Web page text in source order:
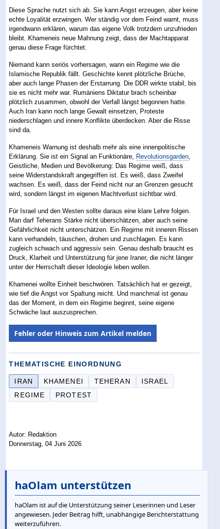
Diese Sprache nutzt sich ab. Sie kann Angst erzeugen, aber keine
echte Loyalität erzwingen. Wer ständig vor dem Feind warnt, muss
irgendwann erklären, warum das eigene Volk trotzdem unzufrieden
bleibt. Khameneis neue Mahnung zeigt, dass der Machtapparat
genau diese Frage fürchtet.
Niemand kann seriös vorhersagen, wann ein Regime wie die
Islamische Republik fällt. Geschichte kennt plötzliche Brüche,
aber auch lange Phasen der Erstarrung. Die DDR wirkte stabil, bis
sie es nicht mehr war. Rumäniens Diktatur brach scheinbar
plötzlich zusammen, obwohl der Verfall längst begonnen hatte.
Auch Iran kann noch lange Gewalt einsetzen, Proteste
niederschlagen und innere Konflikte überdecken. Aber die Risse
sind da.
Khameneis Warnung ist deshalb mehr als eine innenpolitische
Erklärung. Sie ist ein Signal an Funktionäre,
Revolutionsgarden
Geistliche, Medien und Bevölkerung: Das Regime weiß, dass
seine Widerstandskraft angegriffen ist. Es weiß, dass Zweifel
wachsen. Es weiß, dass der Feind nicht nur an Grenzen gesucht
wird, sondern längst im eigenen Machtverlust sichtbar wird.
Für Israel und den Westen sollte daraus eine klare Lehre folgen.
Man darf Teherans Stärke nicht überschätzen, aber auch seine
Gefährlichkeit nicht unterschätzen. Ein Regime mit inneren Rissen
kann verhandeln, täuschen, drohen und zuschlagen. Es kann
zugleich schwach und aggressiv sein. Genau deshalb braucht es
Druck, Klarheit und Unterstützung für jene Iraner, die nicht länger
unter der Herrschaft dieser Ideologie leben wollen.
Khamenei wollte Einheit beschwören. Tatsächlich hat er gezeigt,
wie tief die Angst vor Spaltung reicht. Und manchmal ist genau
das der Moment, in dem ein Regime beginnt, seine eigene
Schwäche laut auszusprechen.
Fehler oder Hinweis zum Artikel melden
THEMATISCHE EINORDNUNG
IRAN KHAMENEI TEHERAN
ISRAEL
REGIME
PROTEST
Autor: Redaktion
Donnerstag, 04 Juni 2026
haOlam unterstützen
haOlam ist auf die Unterstützung seiner Leserinnen und Leser
angewiesen. Jeder Beitrag hilft, unabhängige Berichterstattung
weiterzuführen.